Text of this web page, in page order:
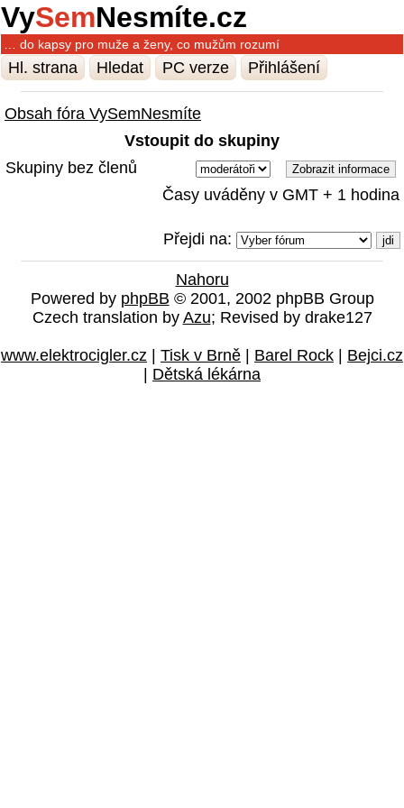
VySemNesmíte.cz
… do kapsy pro muže a ženy, co mužům rozumí
Hl. strana Hledat PC verze Přihlášení
Obsah fóra VySemNesmíte
Vstoupit do skupiny
Skupiny bez členů
Časy uváděny v GMT + 1 hodina
Přejdi na:
Nahoru
Powered by phpBB © 2001, 2002 phpBB Group
Czech translation by Azu; Revised by drake127
www.elektrocigler.cz Tisk v Brně Barel Rock
Bejci.cz
Dětská lékárna